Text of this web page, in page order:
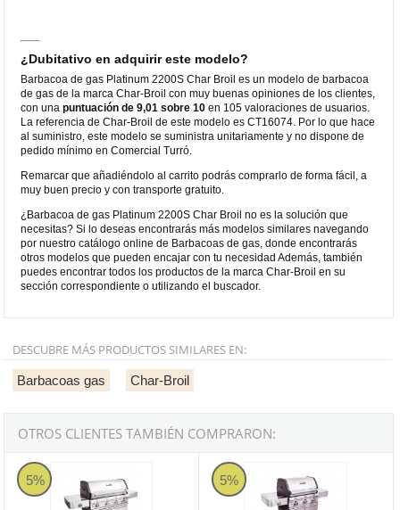
¿Dubitativo en adquirir este modelo?
Barbacoa de gas Platinum 2200S Char Broil es un modelo de barbacoa
de gas de la marca Char-Broil con muy buenas opiniones de los clientes,
con unapuntuación de 9,01 sobre 10 en 105 valoraciones de usuarios.
La referencia de Char-Broil de este modelo es CT16074. Por lo que hace
al suministro, este modelo se suministra unitariamente y no dispone de
pedido mínimo en Comercial Turró.
Remarcar que añadiéndolo al carrito podrás comprarlo de forma fácil, a
muy buen precio y con transporte gratuito.
¿Barbacoa de gas Platinum 2200S Char Broil no es la solución que
necesitas? Si lo deseas encontrarás más modelos similares navegando
por nuestro catálogo online de Barbacoas de gas, donde encontrarás
otros modelos que pueden encajar con tu necesidad Además, también
puedes encontrar todos los productos de la marca Char-Broil en su
sección correspondiente o utilizando el buscador.
DESCUBRE MÁS PRODUCTOS SIMILARES EN:
Barbacoas gas Char-Broil
OTROS CLIENTES TAMBIÉN COMPRARON:
5%
Barbacoa de gas Platinum 4400S Char Broil
5%
Barbacoa de gas Platinum 3400S